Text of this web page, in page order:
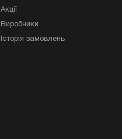
Акції
Виробники
Історія замовлень